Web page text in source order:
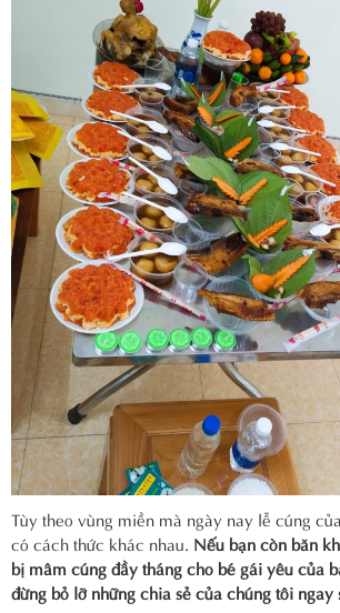
Tùy theo vùng miền mà ngày nay lễ cúng
có cách thức khác nhau. Nếu bạn còn băn
bị mâm cúng đầy tháng cho bé gái yêu của
đừng bỏ lỡ những chia sẻ của chúng tôi ngay